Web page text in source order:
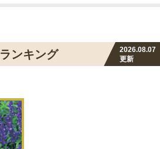
ランキング
2026.08.07
更新